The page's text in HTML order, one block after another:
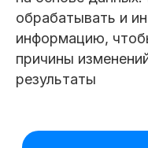
обрабатывать и
информацию,
причины
результаты
Аналитик бизнес-
Санкт-Петербург